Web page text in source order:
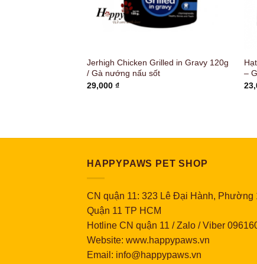
Jerhigh Chicken Grilled in Gravy 120g
/ Gà nướng nấu sốt
29,000 ₫
–
HAPPYPAWS PET SHOP
CN quận 11: 323 Lê Đại Hành, Phường
Quận 11 TP HCM
Hotline CN quận 11 / Zalo / Viber
Website: www.happypaws.vn
Email: info@happypaws.vn